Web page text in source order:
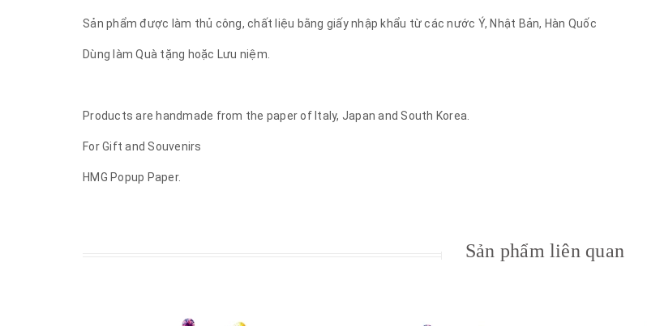
Sản phẩm được làm thủ công, chất liệu bằng giấy nhập khẩu từ các nước Ý, Nhật Bản, Hàn Quốc
Dùng làm Quà tặng hoặc Lưu niệm.
Products are handmade from the paper of Italy, Japan and South Korea.
For Gift and Souvenirs
HMG Popup Paper.
Sản phẩm liên quan